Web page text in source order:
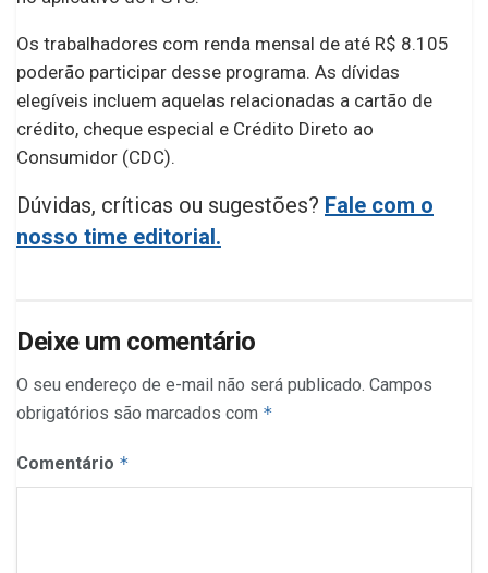
Os trabalhadores com renda mensal de até R$ 8.105
poderão participar desse programa. As dívidas
elegíveis incluem aquelas relacionadas a cartão de
crédito, cheque especial e Crédito Direto ao
Consumidor (CDC).
Dúvidas, críticas ou sugestões? Fale com o
nosso time editorial.
Deixe um comentário
O seu endereço de e-mail não será publicado. Campos
obrigatórios são marcados com *
Comentário *